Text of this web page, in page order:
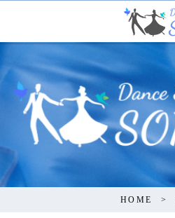
HOME